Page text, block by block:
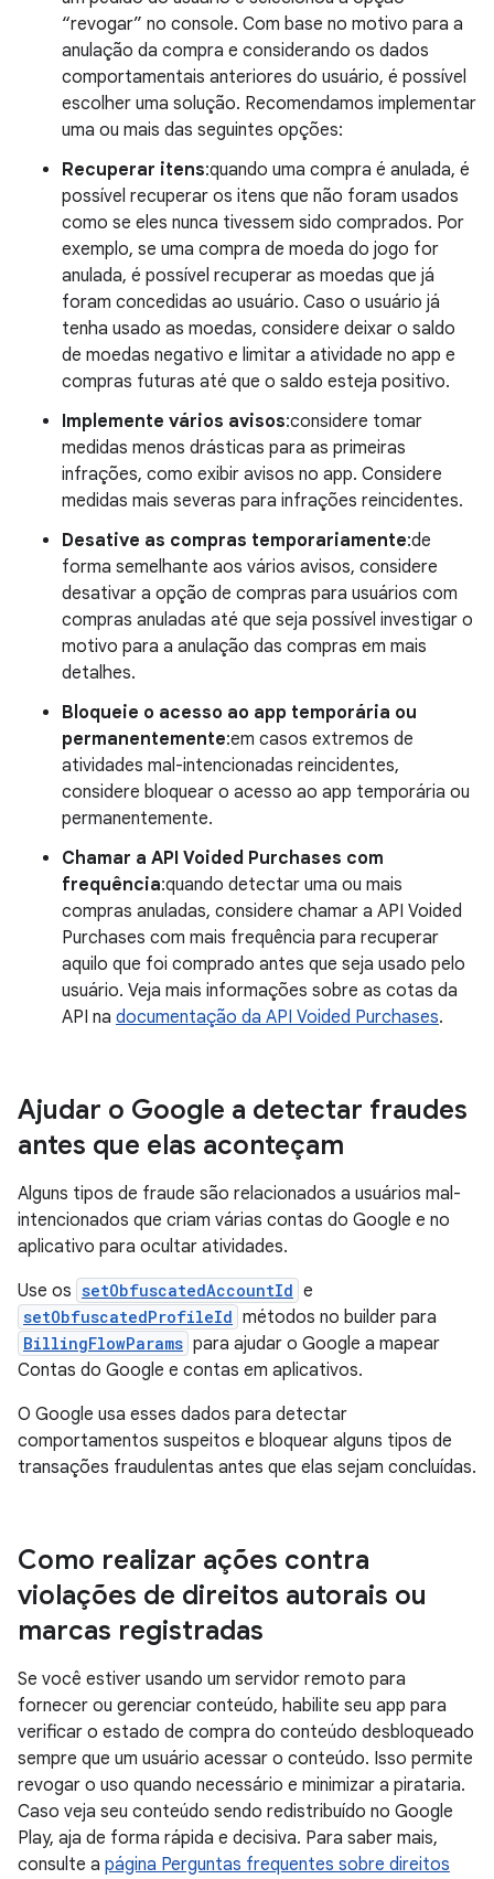
“revogar” no console. Com base no motivo para a
anulação da compra e considerando os dados
comportamentais anteriores do usuário, é possível
escolher uma solução. Recomendamos implementar
uma ou mais das seguintes opções:
Recuperar itens:quando uma compra é anulada, é
possível recuperar os itens que não foram usados
como se eles nunca tivessem sido comprados. Por
exemplo, se uma compra de moeda do jogo for
anulada, é possível recuperar as moedas que já
foram concedidas ao usuário. Caso o usuário já
tenha usado as moedas, considere deixar o saldo
de moedas negativo e limitar a atividade no app e
compras futuras até que o saldo esteja positivo.
Implemente vários avisos:considere tomar
medidas menos drásticas para as primeiras
infrações, como exibir avisos no app. Considere
medidas mais severas para infrações reincidentes.
Desative as compras temporariamente:de
forma semelhante aos vários avisos, considere
desativar a opção de compras para usuários com
compras anuladas até que seja possível investigar o
motivo para a anulação das compras em mais
detalhes.
Bloqueie o acesso ao app temporária ou
permanentemente:em casos extremos de
atividades mal-intencionadas reincidentes,
considere bloquear o acesso ao app temporária ou
permanentemente.
Chamar a API Voided Purchases com
frequência:quando detectar uma ou mais
compras anuladas, considere chamar a API Voided
Purchases com mais frequência para recuperar
aquilo que foi comprado antes que seja usado pelo
usuário. Veja mais informações sobre as cotas da
API na documentação da API Voided Purchases.
Ajudar o Google a detectar fraudes
antes que elas aconteçam
Alguns tipos de fraude são relacionados a usuários mal-
intencionados que criam várias contas do Google e no
aplicativo para ocultar atividades.
Use os setObfuscatedAccountId e
setObfuscatedProfileId métodos no builder para
BillingFlowParams para ajudar o Google a mapear
Contas do Google e contas em aplicativos.
O Google usa esses dados para detectar
comportamentos suspeitos e bloquear alguns tipos de
transações fraudulentas antes que elas sejam concluídas.
Como realizar ações contra
violações de direitos autorais ou
marcas registradas
Se você estiver usando um servidor remoto para
fornecer ou gerenciar conteúdo, habilite seu app para
verificar o estado de compra do conteúdo desbloqueado
sempre que um usuário acessar o conteúdo. Isso permite
revogar o uso quando necessário e minimizar a pirataria.
Caso veja seu conteúdo sendo redistribuído no Google
Play, aja de forma rápida e decisiva. Para saber mais,
consulte a página Perguntas frequentes sobre direitos